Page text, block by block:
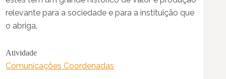
relevante para a sociedade e para a instituição que
o abriga.
Atividade
Comunicações Coordenadas